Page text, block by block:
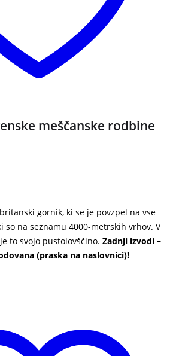
meščanske rodbine
gornik, ki se je povzpel na vse
so na seznamu 4000-metrskih vrhov. V
to svojo pustolovščino. Zadnji izvodi –
(praska na naslovnici)!